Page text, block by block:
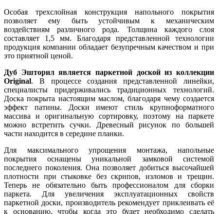
Особая трехслойная конструкция напольного покрытия
позволяет ему быть устойчивым к механическим
воздействиям различного рода. Толщина каждого слоя
составляет 1,5 мм. Благодаря представленной технологии
продукция компании обладает безупречным качеством и при
это приятной ценой.
Дуб Эшторил является паркетной доской из коллекции
Original. В процессе создания представленной линейки,
специалисты придерживались традиционных технологий.
Доска покрыта настоящим маслом, благодаря чему создается
эффект патины. Доски имеют стиль крупноформатного
массива и оригинальную сортировку, поэтому на паркете
можно встретить сучки. Древесный рисунок по большей
части находится в середине планки.
Для максимального упрощения монтажа, напольные
покрытия оснащены уникальной замковой системой
последнего поколения. Она позволяет добиться высочайшей
плотности при стыковке без скрипов, изломов и трещин.
Теперь не обязательно быть профессионалом для сборки
паркета. Для увеличения эксплуатационных свойств
паркетной доски, производитель рекомендует приклеивать её
к основанию, чтобы когда это будет необходимо сделать